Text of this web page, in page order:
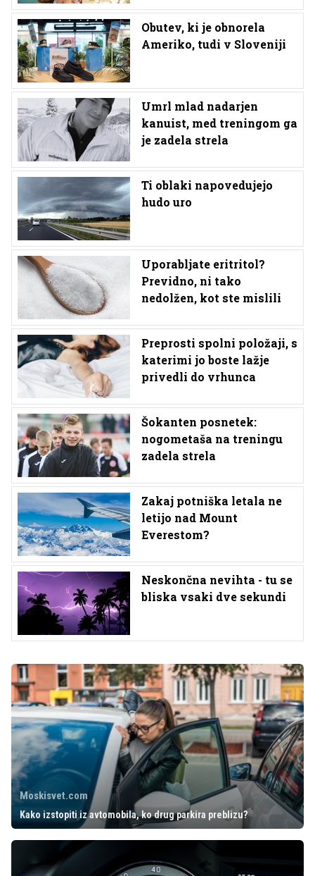
Obutev, ki je obnorela
Ameriko, tudi v Sloveniji
Umrl mlad nadarjen
kanuist, med treningom ga
je zadela strela
Ti oblaki napovedujejo
hudo uro
Uporabljate eritritol?
Previdno, ni tako
nedolžen, kot ste mislili
Preprosti spolni položaji, s
katerimi jo boste lažje
privedli do vrhunca
Šokanten posnetek:
nogometaša na treningu
zadela strela
Zakaj potniška letala ne
letijo nad Mount
Everestom?
Neskončna nevihta - tu se
bliska vsaki dve sekundi
Moskisvet.com
Kako izstopiti iz avtomobila, ko drug parkira preblizu?